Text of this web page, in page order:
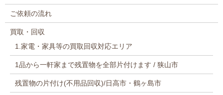
ご依頼の流れ
買取・回収
1.家電・家具等の買取回収対応エリア
1品から一軒家まで残置物を全部片付けます / 狭山市
残置物の片付け(不用品回収)/日高市・鶴ヶ島市